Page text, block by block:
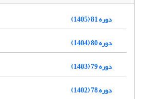
دوره 81 (1405)
دوره 80 (1404)
دوره 79 (1403)
دوره 78 (1402)